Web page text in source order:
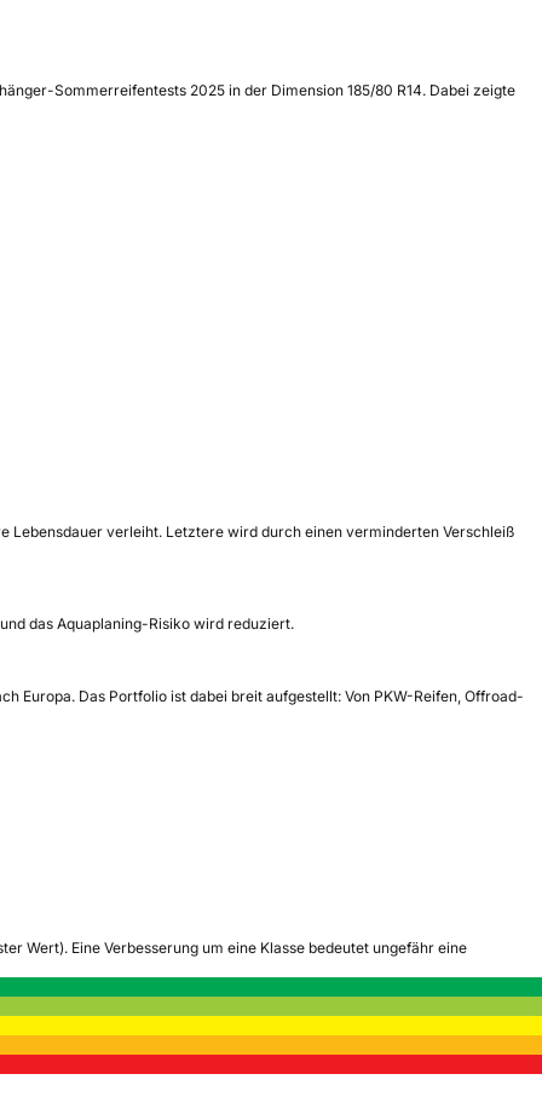
Sommerreifentests 2025 in der Dimension 185/80 R14. Dabei zeigte
Lebensdauer verleiht. Letztere wird durch einen verminderten Verschleiß
das Aquaplaning-Risiko wird reduziert.
Europa. Das Portfolio ist dabei breit aufgestellt: Von PKW-Reifen, Offroad-
Wert). Eine Verbesserung um eine Klasse bedeutet ungefähr eine